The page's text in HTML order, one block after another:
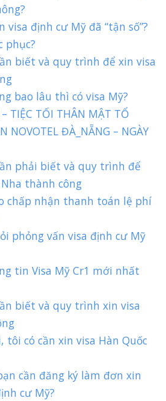
visa định cư Mỹ đã “tận số”?
phục?
biết và quy trình để xin visa
bao lâu thì có visa Mỹ?
– TIỆC TỐI THÂN MẬT TỔ
NOVOTEL ĐÀ_NẴNG – NGÀY
phải biết và quy trình để
thành công
chấp nhận thanh toán lệ phí
phỏng vấn visa định cư Mỹ
tin Visa Mỹ Cr1 mới nhất
biết và quy trình xin visa
tôi có cần xin visa Hàn Quốc
cần đăng ký làm đơn xin
cư Mỹ?